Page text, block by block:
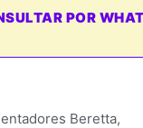
POR
Beretta,